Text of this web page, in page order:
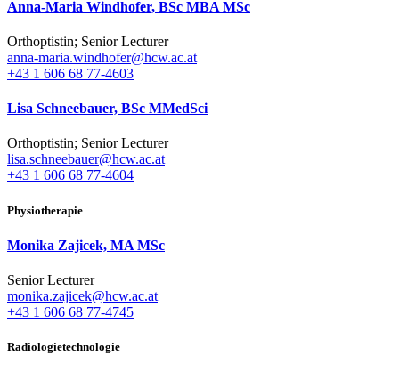
Anna-Maria Windhofer, BSc MBA MSc
Orthoptistin; Senior Lecturer
anna-maria.windhofer@hcw.ac.at
+43 1 606 68 77-4603
Lisa Schneebauer, BSc MMedSci
Orthoptistin; Senior Lecturer
lisa.schneebauer@hcw.ac.at
+43 1 606 68 77-4604
Physiotherapie
Monika Zajicek, MA MSc
Senior Lecturer
monika.zajicek@hcw.ac.at
+43 1 606 68 77-4745
Radiologietechnologie